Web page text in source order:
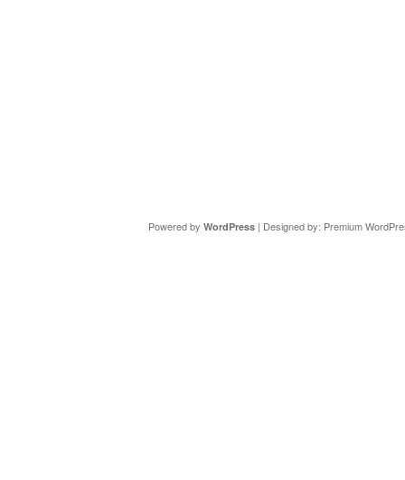
Powered by WordPress| Designed by: Premium